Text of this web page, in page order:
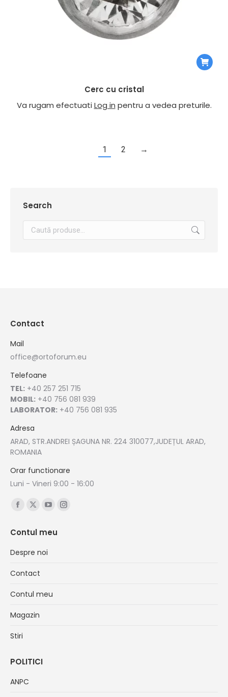
Cerc cu cristal
Va rugam efectuati Log in pentru a vedea preturile.
1 2 →
Search
Contact
Mail
office@ortoforum.eu
Telefoane
TEL: +40 257 251 715
MOBIL: +40 756 081 939
LABORATOR: +40 756 081 935
Adresa
ARAD, STR.ANDREI ȘAGUNA NR. 224 310077,JUDEȚUL ARAD,
ROMANIA
Orar functionare
Luni - Vineri 9:00 - 16:00
Find us on:
Facebook
opens
in
window
X
opens
in
window
YouTube
opens
Instagram
Contul meu
Despre noi
Contact
Contul meu
Magazin
Stiri
POLITICI
ANPC